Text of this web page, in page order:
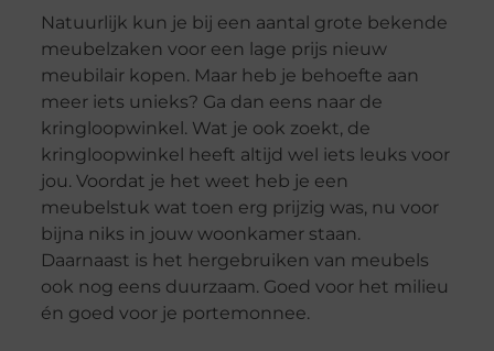
Natuurlijk kun je bij een aantal grote bekende
meubelzaken voor een lage prijs nieuw
meubilair kopen. Maar heb je behoefte aan
meer iets unieks? Ga dan eens naar de
kringloopwinkel. Wat je ook zoekt, de
kringloopwinkel heeft altijd wel iets leuks voor
jou. Voordat je het weet heb je een
meubelstuk wat toen erg prijzig was, nu voor
bijna niks in jouw woonkamer staan.
Daarnaast is het hergebruiken van meubels
ook nog eens duurzaam. Goed voor het milieu
én goed voor je portemonnee.